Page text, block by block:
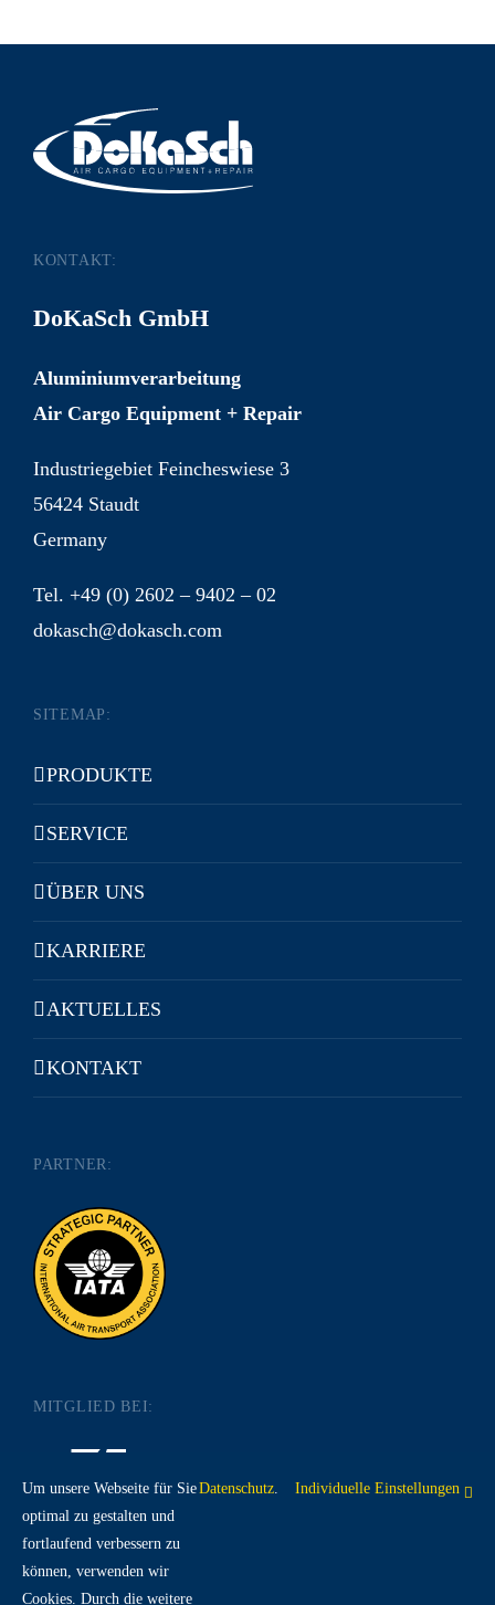
KONTAKT:
DoKaSch GmbH
Aluminiumverarbeitung
Air Cargo Equipment + Repair
Industriegebiet Feincheswiese 3
56424 Staudt
Germany
Tel. +49 (0) 2602 – 9402 – 02
dokasch@dokasch.com
SITEMAP:
PRODUKTE
SERVICE
ÜBER UNS
KARRIERE
AKTUELLES
KONTAKT
PARTNER:
MITGLIED BEI:
RECHTLICHES:
Um unsere Webseite für Sie
optimal zu gestalten und
fortlaufend verbessern zu
können, verwenden wir
Cookies. Durch die weitere
Datenschutz Individuelle Einstellungen